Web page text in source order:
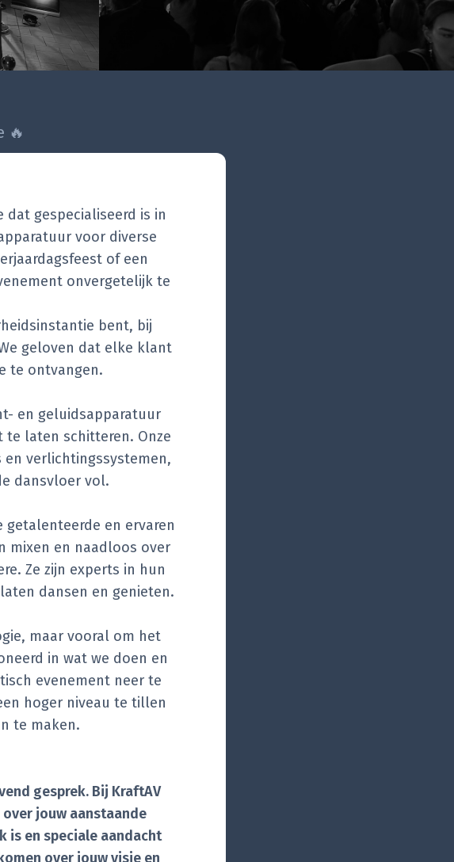
🔥
dat gespecialiseerd is in
voor diverse
of een
onvergetelijk te
bent, bij
geloven dat elke klant
te ontvangen.
en geluidsapparatuur
te laten schitteren. Onze
verlichtingssystemen,
dansvloer vol.
getalenteerde en ervaren
mixen en naadloos over
Ze zijn experts in hun
dansen en genieten.
maar vooral om het
in wat we doen en
evenement neer te
hoger niveau te tillen
te maken.
gesprek. Bij KraftAV
jouw aanstaande
is en speciale aandacht
over jouw visie en